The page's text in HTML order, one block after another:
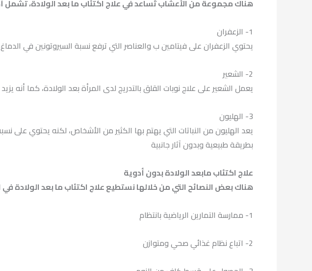
هناك مجموعة من الأعشاب تُساعد في علاج اكتئاب ما بعد الولادة، تشمل
1- الزعفران
يحتوي الزعفران على فيتامين ب والعناصر التي ترفع نسبة السيروتونين في
2- الشعير
يعمل الشعير على علاج نوبات القلق بالتدريج لدى المرأة بعد الولادة، كما أنه
3- الهليون
يعد الهليون من النباتات التي يهتم بها الكثير من الأشخاص، لكنه يحتوي على
بطريقة طبيعية وبدون آثار جانبية
علاج اكتئاب مابعد الولادة بدون أدوية
هناك بعض النصائح التي من خلالها نستطيع علاج اكتئاب ما بعد الولادة
1- ممارسة التمارين الرياضية بانتظام
2- اتباع نظام غذائي صحي ومتوازن